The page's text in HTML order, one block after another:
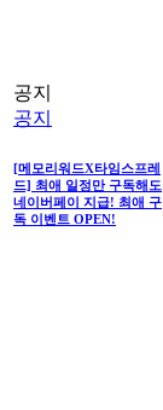
공지
공지
[메모리워드X타임스프레
드] 최애 일정만 구독해도
네이버페이 지급! 최애 구
독 이벤트 OPEN!